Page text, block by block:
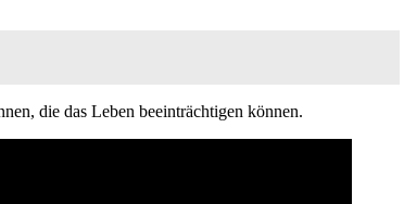
die das Leben beeinträchtigen können.